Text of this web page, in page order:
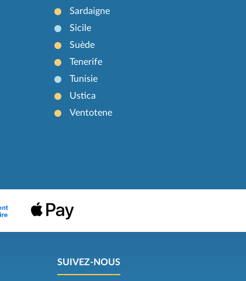
Sardaigne
Sicile
Suède
Tenerife
Tunisie
Ustica
Ventotene
SUIVEZ-NOUS